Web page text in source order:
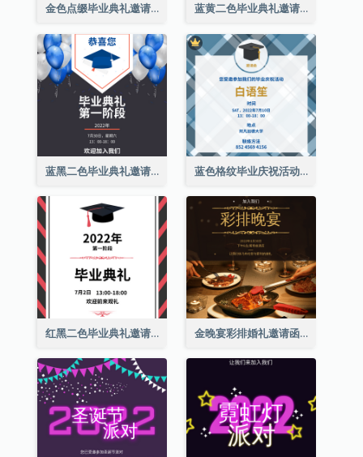
金色点缀毕业典礼邀请函 蓝黄二色毕业典礼邀请函
蓝黑二色毕业典礼邀请函 蓝色格纹毕业庆祝活动邀请函
红黑二色毕业典礼邀请函 金晚宴彩排婚礼邀请函